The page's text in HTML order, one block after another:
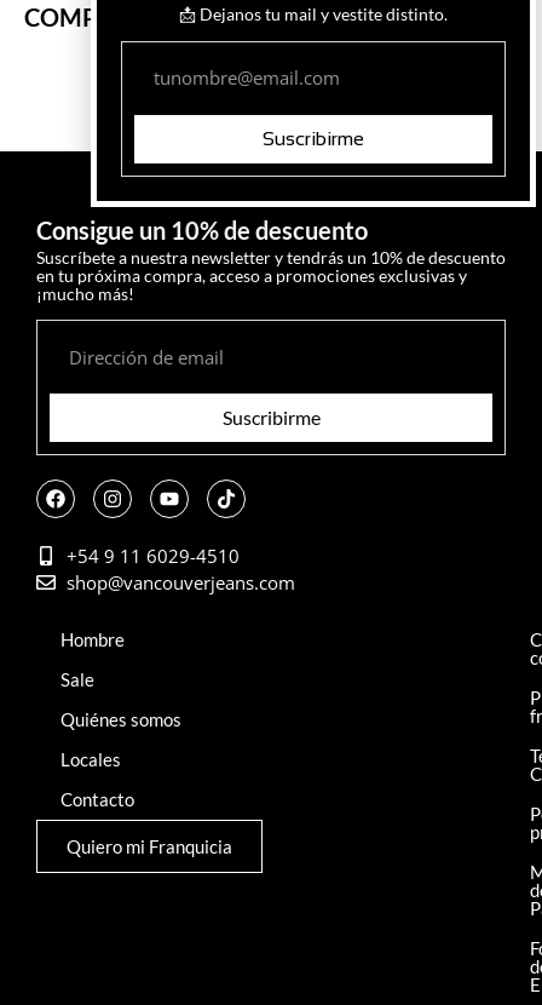
COMPLETÁ TU LOOK
Consigue un 10% de descuento
Suscríbete a nuestra newsletter y tendrás un 10% de descuento
en tu próxima compra, acceso a promociones exclusivas y
¡mucho más!
Suscribirme
+54 9 11 6029-4510
shop@vancouverjeans.com
Hombre
Sale
Quiénes somos
Locales
Contacto
Quiero mi Franquicia
📩 Dejanos tu mail y vestite distinto.
Suscribirme